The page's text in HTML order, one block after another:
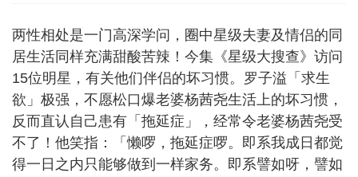
两性相处是一门高深学问，圈中星级夫妻及情侣的同
居生活同样充满甜酸苦辣！今集《星级大搜查》访问
15位明星，有关他们伴侣的坏习惯。罗子溢「求生
欲」极强，不愿松口爆老婆杨茜尧生活上的坏习惯，
反而直认自己患有「拖延症」，经常令老婆杨茜尧受
不了！他笑指：「懒啰，拖延症啰。即系我成日都觉
得一日之内只能够做到一样家务。即系譬如呀，譬如